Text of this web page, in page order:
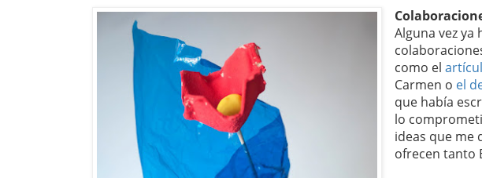
Alguna vez
como el
Carmen o el
que había
lo
ideas que me
ofrecen tanto